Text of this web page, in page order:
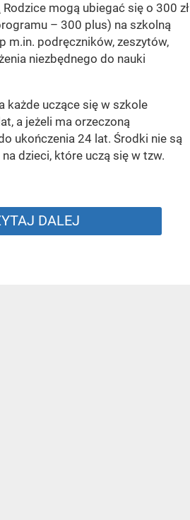
Rodzice mogą ubiegać się o 300 zł
– 300 plus) na szkolną
m.in. podręczników, zeszytów,
niezbędnego do nauki
każde uczące się w szkole
a jeżeli ma orzeczoną
ukończenia 24 lat. Środki nie są
dzieci, które uczą się w tzw.
DALEJ